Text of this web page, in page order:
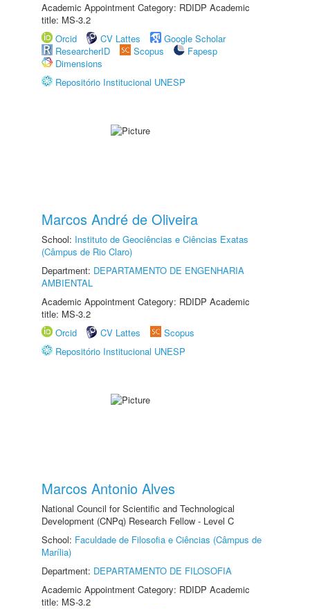
Academic Appointment Category: RDIDP Academic
title: MS-3.2
Orcid
CV Lattes
Google Scholar
ResearcherID
Scopus
Fapesp
Dimensions
Repositório Institucional UNESP
Marcos André de Oliveira
School: Instituto de Geociências e Ciências Exatas
(Câmpus de Rio Claro)
Department: DEPARTAMENTO DE ENGENHARIA
AMBIENTAL
Academic Appointment Category: RDIDP Academic
title: MS-3.2
Orcid
CV Lattes
Scopus
Repositório Institucional UNESP
Marcos Antonio Alves
National Council for Scientific and Technological
Development (CNPq) Research Fellow - Level C
School: Faculdade de Filosofia e Ciências (Câmpus de
Marília)
Department: DEPARTAMENTO DE FILOSOFIA
Academic Appointment Category: RDIDP Academic
title: MS-3.2